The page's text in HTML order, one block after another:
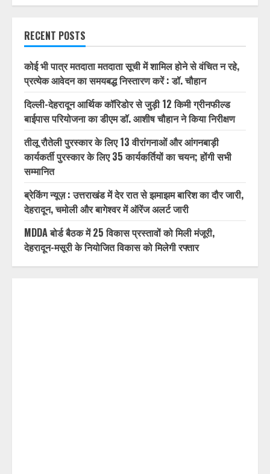
RECENT POSTS
कोई भी पात्र मतदाता मतदाता सूची में शामिल होने से वंचित न रहे,
प्रत्येक आवेदन का समयबद्ध निस्तारण करें : डॉ. चौहान
दिल्ली-देहरादून आर्थिक कॉरिडोर से जुड़ी 12 किमी ग्रीनफील्ड
बाईपास परियोजना का डीएम डॉ. आशीष चौहान ने किया निरीक्षण
तीलू रौतेली पुरस्कार के लिए 13 वीरांगनाओं और आंगनबाड़ी
कार्यकर्ती पुरस्कार के लिए 35 कार्यकर्तियों का चयन; होंगी सभी
सम्मानित
ब्रेकिंग न्यूज़ : उत्तराखंड में देर रात से झमाझम बारिश का दौर जारी,
देहरादून, चमोली और बागेश्वर में ऑरेंज अलर्ट जारी
MDDA बोर्ड बैठक में 25 विकास प्रस्तावों को मिली मंजूरी,
देहरादून-मसूरी के नियोजित विकास को मिलेगी रफ्तार